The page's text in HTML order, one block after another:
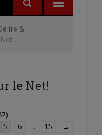
&
le Net!
5 6 … 15 →